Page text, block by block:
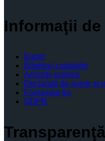
Informaţii
Buget
Bilanţuri contabile
Achiziţii publice
Declaratii de avere si
Formulare tip
GDPR